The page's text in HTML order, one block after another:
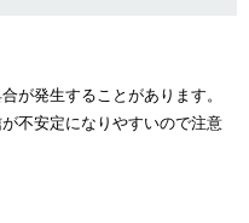
が発生することがあります。
不安定になりやすいので注意